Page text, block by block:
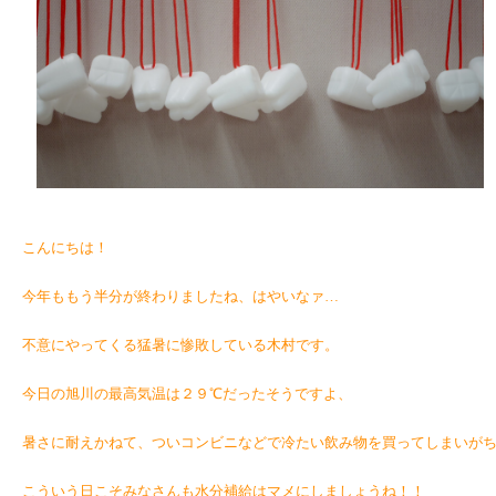
こんにちは！
今年ももう半分が終わりましたね、はやいなァ…
不意にやってくる猛暑に惨敗している木村です。
今日の旭川の最高気温は２９℃だったそうですよ、
暑さに耐えかねて、ついコンビニなどで冷たい飲み物を買ってしまいが
こういう日こそみなさんも水分補給はマメにしましょうね！！